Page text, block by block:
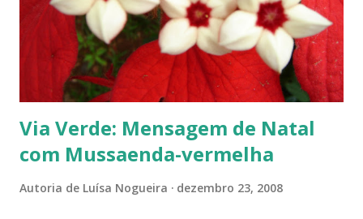
Vou... Vamos fazer juntos uma lista? O que vamos fazer ou
não fazer este ano? Conto com suas sugestões. ... ---------
------------- ...
Via Verde: Mensagem de Natal
com Mussaenda-vermelha
Autoria de Luísa Nogueira dezembro 23, 2008